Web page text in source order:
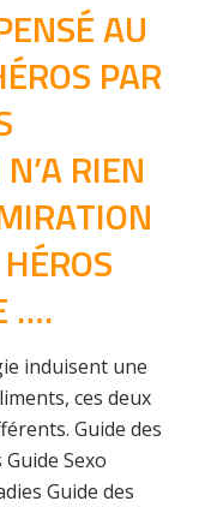
AU
PAR
RIEN
….
induisent une
ces deux
Guide des
Sexo
Guide des